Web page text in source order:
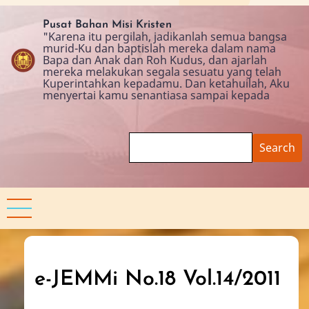
Skip
content
Pusat Bahan Misi Kristen
"Karena itu pergilah, jadikanlah semua bangsa
murid-Ku dan baptislah mereka dalam nama
Bapa dan Anak dan Roh Kudus, dan ajarlah
mereka melakukan segala sesuatu yang telah
Kuperintahkan kepadamu. Dan ketahuilah, Aku
menyertai kamu senantiasa sampai kepada
e-JEMMi No.18 Vol.14/2011